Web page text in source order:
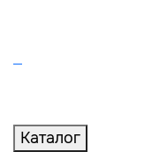
Каталог